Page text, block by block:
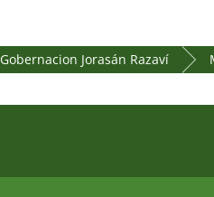
Gobernacion Jorasán Razaví